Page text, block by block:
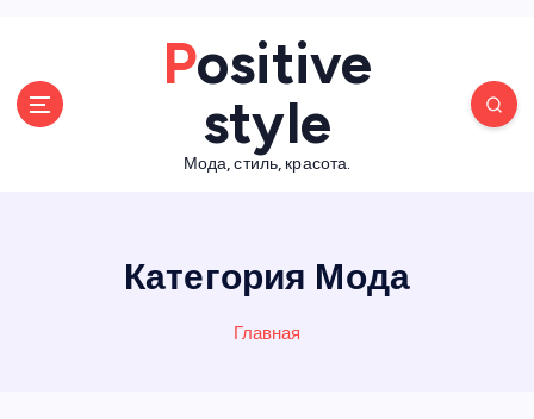
Positive
style
Мода, стиль, красота.
Категория Мода
Главная